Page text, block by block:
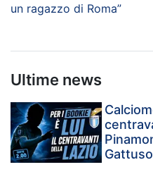
un ragazzo di Roma”
Ultime news
Gattuso